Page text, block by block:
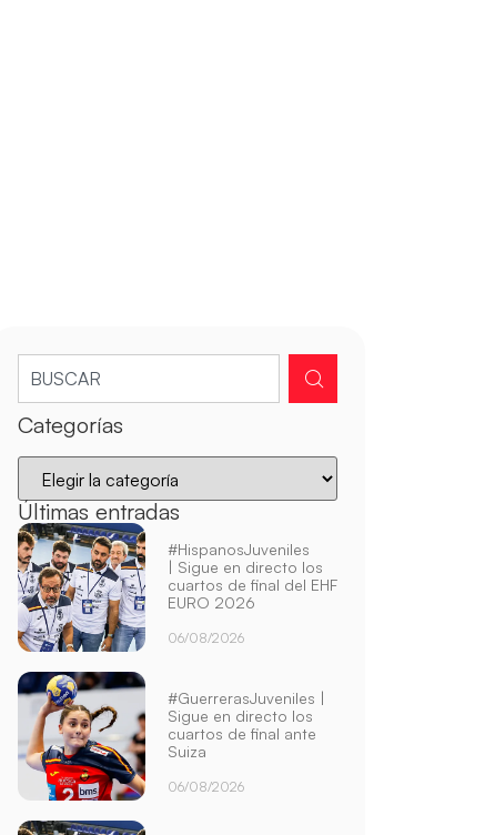
Categorías
Últimas entradas
#HispanosJuveniles
| Sigue en directo los
cuartos de final del EHF
EURO 2026
06/08/2026
#GuerrerasJuveniles |
Sigue en directo los
cuartos de final ante
Suiza
06/08/2026